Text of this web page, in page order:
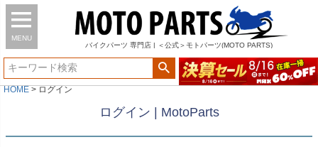
MENU
バイク パーツ 専門店 | ＜公式＞モトパーツ(MOTO PARTS)
HOME ログイン
ログイン | MotoParts